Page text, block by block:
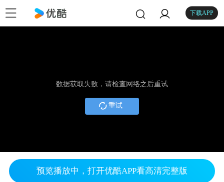
下载APP
数据获取失败，请检查网络之后重试
重试
预览播放中，打开优酷APP看高清完整版